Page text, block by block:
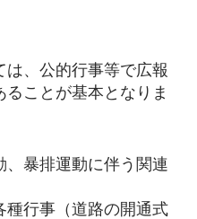
、公的行事等で広報
ことが基本となりま
暴排運動に伴う関連
行事（道路の開通式